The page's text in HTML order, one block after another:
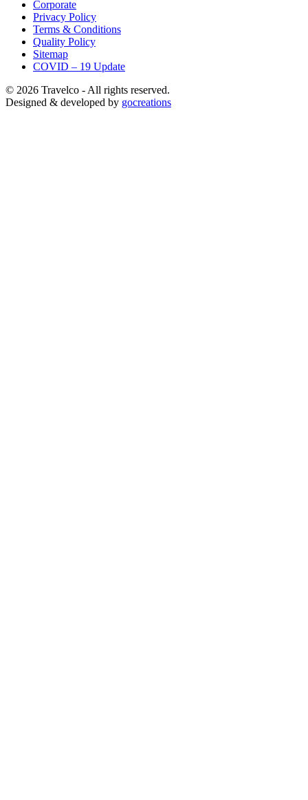
Corporate
Privacy Policy
Terms & Conditions
Quality Policy
Sitemap
COVID – 19 Update
© 2026 Travelco - All rights reserved.
Designed & developed by gocreations